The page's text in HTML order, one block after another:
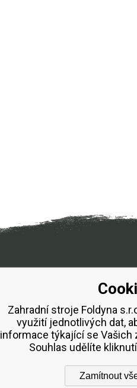
Obchodní podmínky
Zahradní stroje Foldyna
využití jednotlivých dat,
informace týkající se Vašich
Souhlas udělíte
Zamítnout